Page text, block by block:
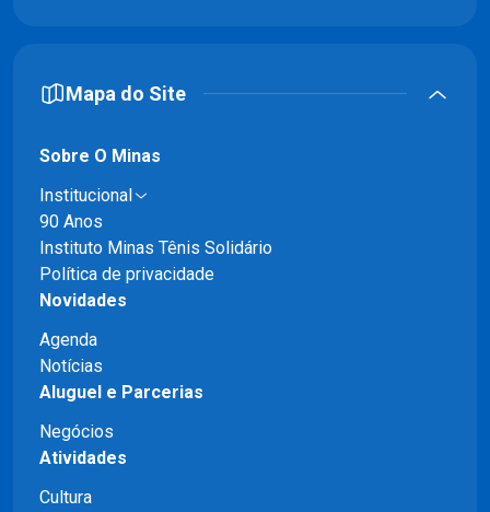
Mapa do Site
Sobre O Minas
Institucional
90 Anos
Instituto Minas Tênis Solidário
Política de privacidade
Novidades
Agenda
Notícias
Aluguel e Parcerias
Negócios
Atividades
Cultura